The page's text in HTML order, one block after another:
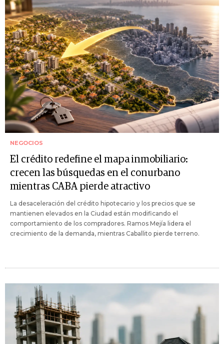
NEGOCIOS
El crédito redefine el mapa inmobiliario:
crecen las búsquedas en el conurbano
mientras CABA pierde atractivo
La desaceleración del crédito hipotecario y los precios que se
mantienen elevados en la Ciudad están modificando el
comportamiento de los compradores. Ramos Mejía lidera el
crecimiento de la demanda, mientras Caballito pierde terreno.